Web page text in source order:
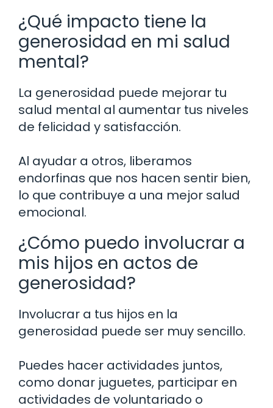
¿Qué impacto tiene la
generosidad en mi salud
mental?
La generosidad puede mejorar tu
salud mental al aumentar tus niveles
de felicidad y satisfacción.
Al ayudar a otros, liberamos
endorfinas que nos hacen sentir bien,
lo que contribuye a una mejor salud
emocional.
¿Cómo puedo involucrar a
mis hijos en actos de
generosidad?
Involucrar a tus hijos en la
generosidad puede ser muy sencillo.
Puedes hacer actividades juntos,
como donar juguetes, participar en
actividades de voluntariado o